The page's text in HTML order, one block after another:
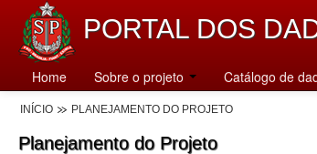
PORTAL DOS
Home Sobre o projeto Catálogo de
INÍCIO PLANEJAMENTO DO PROJETO
Planejamento do Projeto